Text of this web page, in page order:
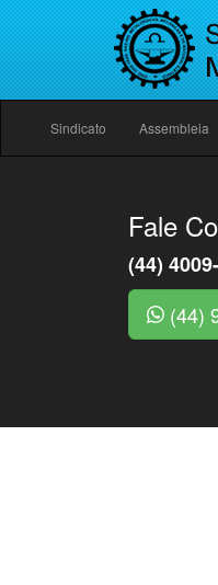
Sindicato Assembleia
Fale
(44)
(44)